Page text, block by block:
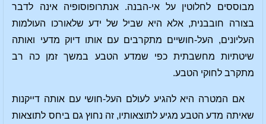
מבוססים לחלוטין על אי-הבנה. אנתרופוסופיה אינה לדבר
בצורה חובבנית, אלא היא שביל של ידע שלאורכו העולמות
העליונים, העל-חושיים מתקרבים עם אותו דיוק מדעי ואותה
שיטתיות מחשבתית כפי שמדע הטבע במשך זמן כה רב
מתקרב לחוקי הטבע.
אם המטרה היא להגיע לעולם העל-חושי עם אותה דייקנות
שאיתה מדע הטבע מגיע לתוצאותיו, זה נחוץ גם ביחס לתוצאות